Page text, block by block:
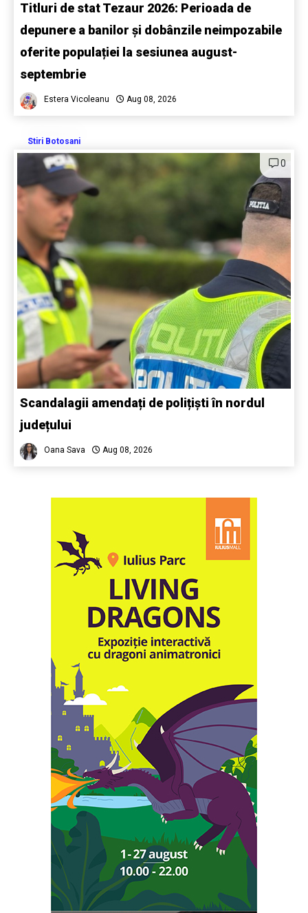
Titluri de stat Tezaur 2026: Perioada de
depunere a banilor și dobânzile neimpozabile
oferite populației la sesiunea august-
septembrie
Estera Vicoleanu Aug 08, 2026
Stiri Botosani
0
Scandalagii amendați de polițiști în nordul
județului
Oana Sava Aug 08, 2026